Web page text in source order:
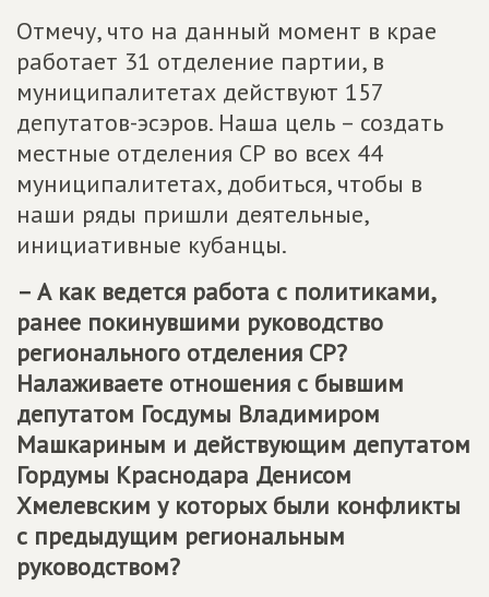
Отмечу, что на данный момент в крае
работает 31 отделение партии, в
муниципалитетах действуют 157
депутатов-эсэров. Наша цель – создать
местные отделения СР во всех 44
муниципалитетах, добиться, чтобы в
наши ряды пришли деятельные,
инициативные кубанцы.
– А как ведется работа с политиками,
ранее покинувшими руководство
регионального отделения СР?
Налаживаете отношения с бывшим
депутатом Госдумы Владимиром
Машкариным и действующим депутатом
Гордумы Краснодара Денисом
Хмелевским у которых были конфликты
с предыдущим региональным
руководством?